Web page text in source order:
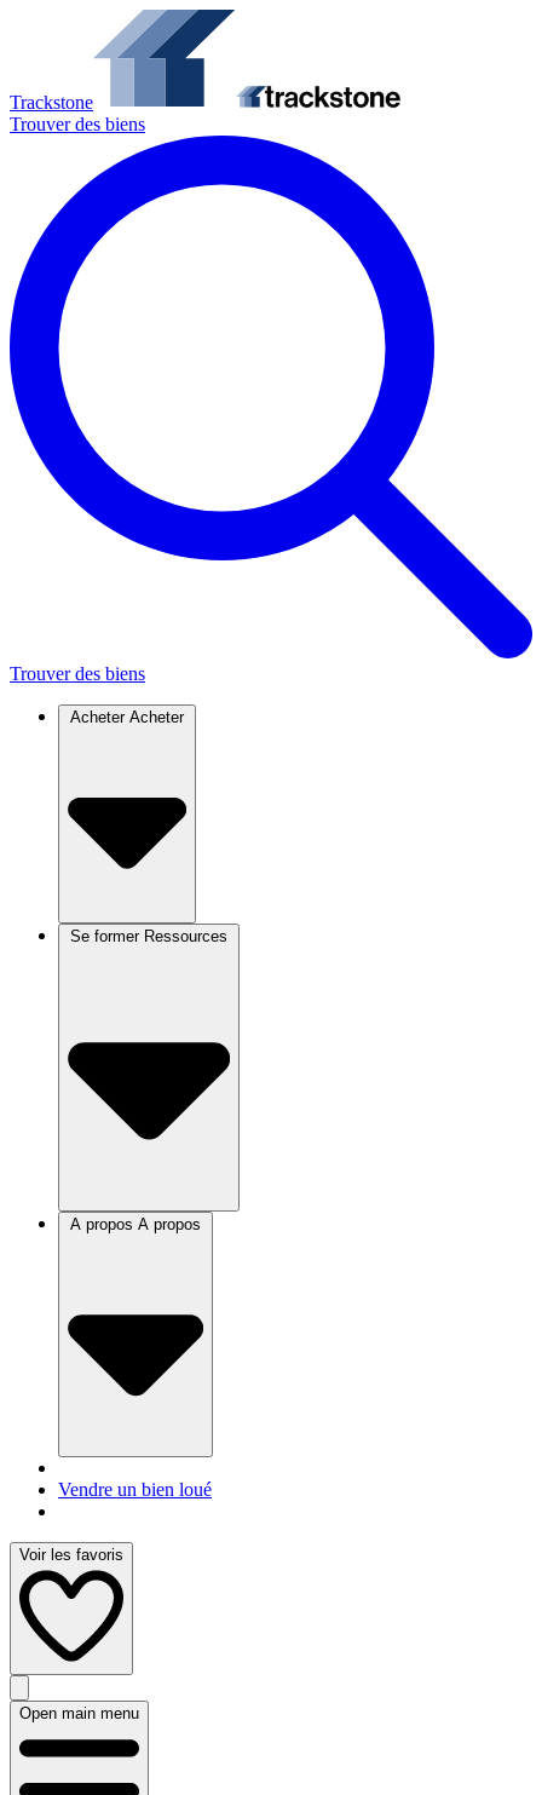
Trackstone
Trouver des biens
Trouver des biens
Acheter Acheter
Se former
A propos
Vendre un bien loué
Voir les favoris
Open main menu